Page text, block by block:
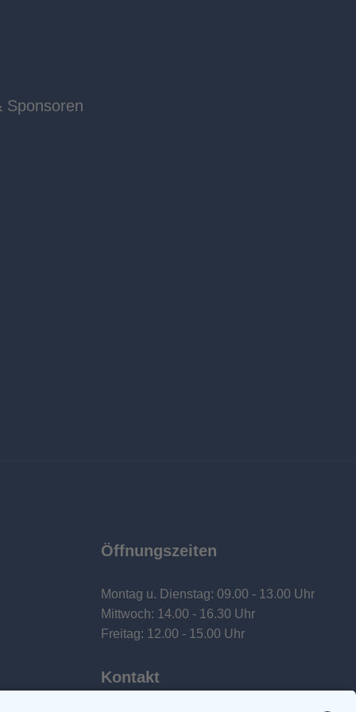
Sponsoren
Öffnungszeiten
Montag u. Dienstag: 09.00 - 13.00 Uhr
Mittwoch: 14.00 - 16.30 Uhr
Freitag: 12.00 - 15.00 Uhr
Kontakt